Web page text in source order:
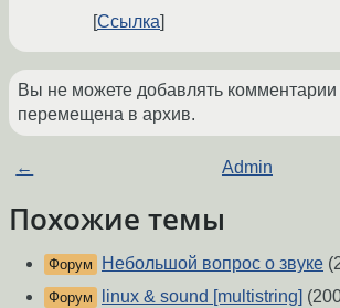
Ссылка
Вы не можете добавлять комментарии
перемещена в архив.
← Admin
Похожие темы
Форум Небольшой вопрос о звуке
Форум linux & sound [multistring]